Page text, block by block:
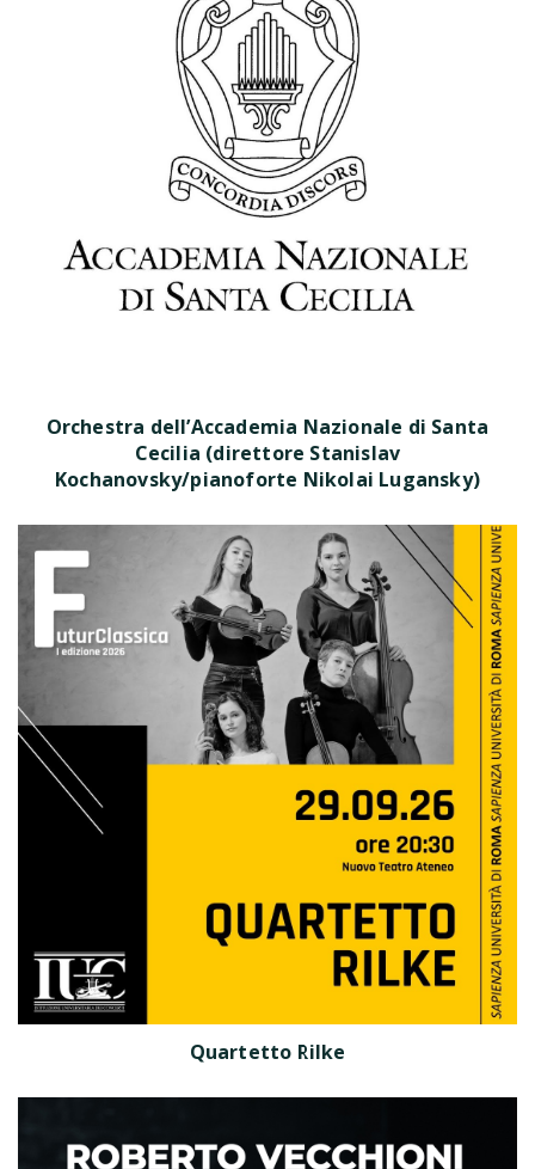
Orchestra dell’Accademia Nazionale di Santa
Cecilia (direttore Stanislav
Kochanovsky/pianoforte Nikolai Lugansky)
Quartetto Rilke